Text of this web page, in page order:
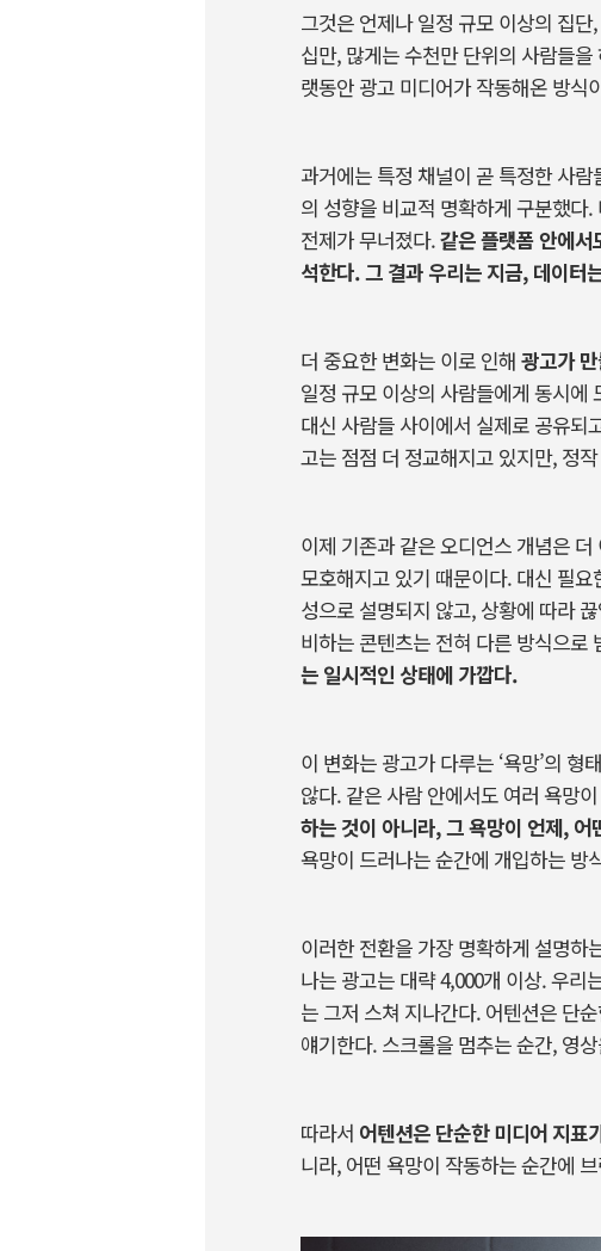
그것은 언제나 일정 규모 이상의 집단,
십만, 많게는수천만 단위의 사람들을
랫동안 광고 미디어가 작동해온 방식
과거에는 특정 채널이 곧 특정한 사람
의 성향을 비교적 명확하게 구분했다.
전제가무너졌다.같은플랫폼 안에서
석한다.그 결과 우리는 지금, 데이터
더 중요한 변화는 이로 인해 광고가
일정 규모 이상의 사람들에게 동시에
대신 사람들 사이에서 실제로 공유되
고는 점점 더 정교해지고 있지만, 정작
이제 기존과 같은오디언스 개념은 더
모호해지고 있기 때문이다. 대신 필요
성으로 설명되지 않고, 상황에 따라
비하는 콘텐츠는 전혀 다른 방식으로
는 일시적인 상태에 가깝다.
이 변화는 광고가 다루는 ‘욕망’의 형태
않다. 같은 사람 안에서도 여러 욕망이
하는 것이 아니라,그욕망이 언제, 어
욕망이 드러나는순간에 개입하는 방
이러한 전환을 가장 명확하게 설명하
나는 광고는 대략4,000개 이상.우리
는 그저 스쳐 지나간다. 어텐션은 단
얘기한다. 스크롤을 멈추는순간, 영
따라서 어텐션은 단순한 미디어 지표
니라, 어떤 욕망이 작동하는순간에